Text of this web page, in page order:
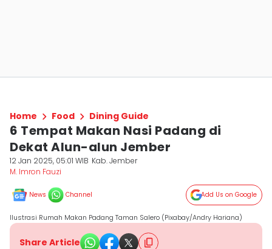
Home Food Dining Guide
6 Tempat Makan Nasi Padang di
Dekat Alun-alun Jember
12 Jan 2025, 05:01 WIB Kab. Jember
M. Imron Fauzi
News Channel Add Us on Google
Ilustrasi Rumah Makan Padang Taman Salero (Pixabay/Andry Hariana)
Share Article